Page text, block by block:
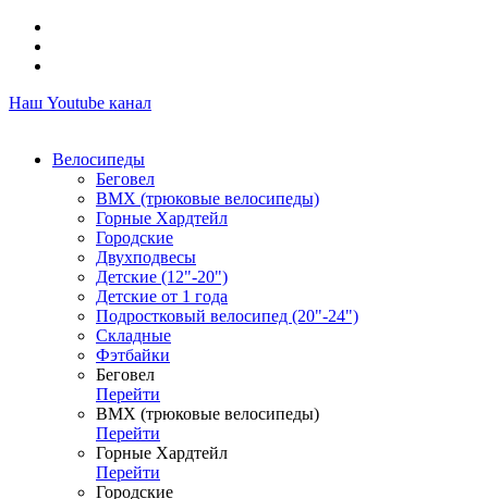
Наш Youtube канал
Велосипеды
Беговел
ВМХ (трюковые велосипеды)
Горные Хардтейл
Городские
Двухподвесы
Детские (12"-20")
Детские от 1 года
Подростковый велосипед (20"-24")
Складные
Фэтбайки
Беговел
Перейти
ВМХ (трюковые велосипеды)
Перейти
Горные Хардтейл
Перейти
Городские